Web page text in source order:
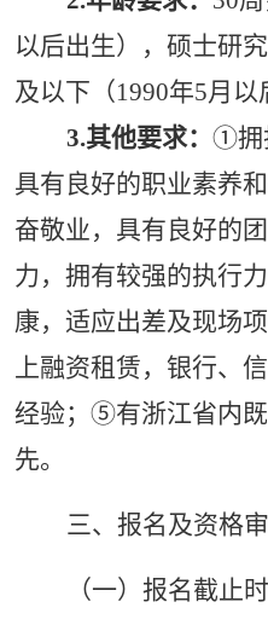
以后出生），硕士研
及以下（1990年5月以
3.其他要求： ①拥
具有良好的职业素养
奋敬业，具有良好的
力，拥有较强的执行
康，适应出差及现场
上融资租赁，银行、
经验；⑤有浙江省内
先。
三、报名及资格
（一）报名截止时